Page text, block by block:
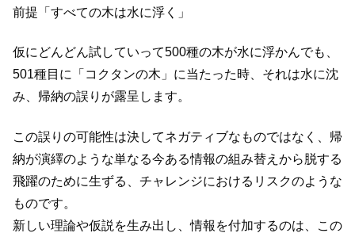
前提「すべての木は水に浮く」
仮にどんどん試していって500種の木が水に浮かんでも、
501種目に「コクタンの木」に当たった時、それは水に沈
み、帰納の誤りが露呈します。
この誤りの可能性は決してネガティブなものではなく、帰
納が演繹のような単なる今ある情報の組み替えから脱する
飛躍のために生ずる、チャレンジにおけるリスクのような
ものです。
新しい理論や仮説を生み出し、情報を付加するのは、この